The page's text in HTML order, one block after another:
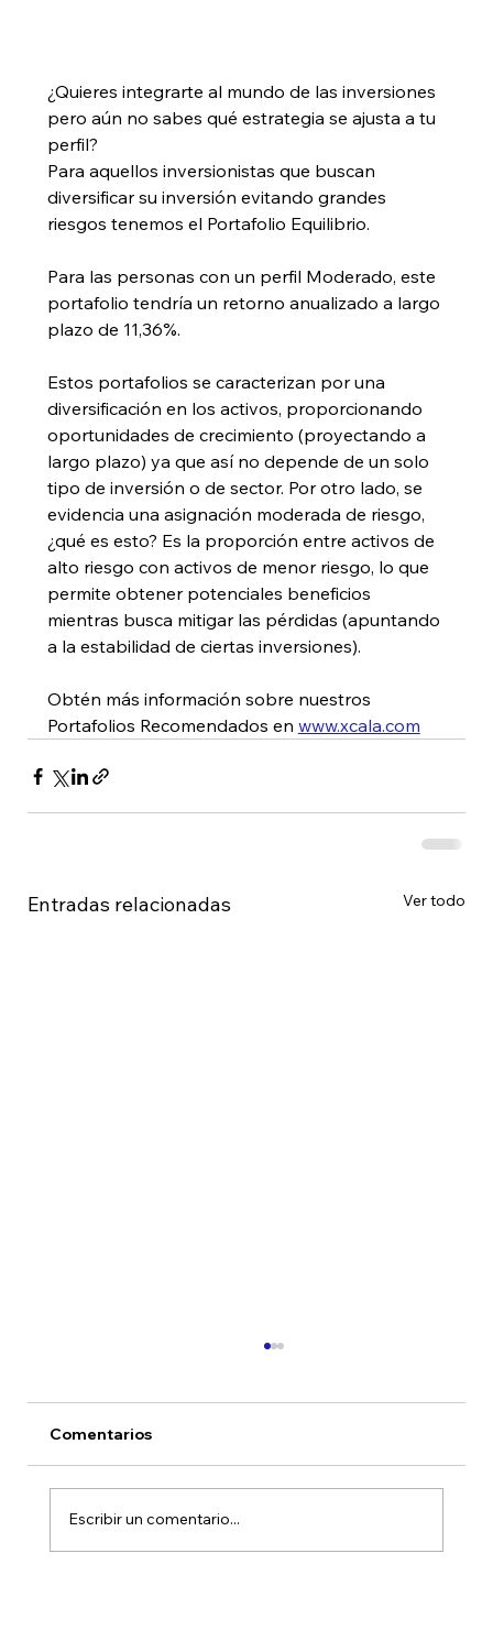
¿Quieres integrarte al mundo de las inversiones
pero aún no sabes qué estrategia se ajusta a tu
perfil?
Para aquellos inversionistas que buscan
diversificar su inversión evitando grandes
riesgos tenemos el Portafolio Equilibrio.
Para las personas con un perfil Moderado, este
portafolio tendría un retorno anualizado a largo
plazo de 11,36%.
Estos portafolios se caracterizan por una
diversificación en los activos, proporcionando
oportunidades de crecimiento (proyectando a
largo plazo) ya que así no depende de un solo
tipo de inversión o de sector. Por otro lado, se
evidencia una asignación moderada de riesgo,
¿qué es esto? Es la proporción entre activos de
alto riesgo con activos de menor riesgo, lo que
permite obtener potenciales beneficios
mientras busca mitigar las pérdidas (apuntando
a la estabilidad de ciertas inversiones).
Obtén más información sobre nuestros
Portafolios Recomendados en www.xcala.com
Entradas relacionadas Ver todo
Comentarios
Escribir un comentario...